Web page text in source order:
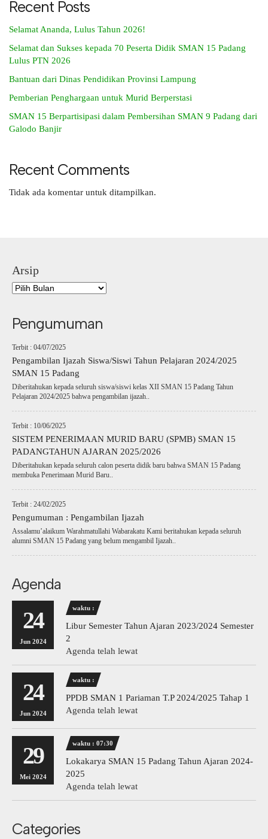
Recent Posts
Selamat Ananda, Lulus Tahun 2026!
Selamat dan Sukses kepada 70 Peserta Didik SMAN 15 Padang
Lulus PTN 2026
Bantuan dari Dinas Pendidikan Provinsi Lampung
Pemberian Penghargaan untuk Murid Berperstasi
SMAN 15 Berpartisipasi dalam Pembersihan SMAN 9 Padang dari
Galodo Banjir
Recent Comments
Tidak ada komentar untuk ditampilkan.
Arsip
Pengumuman
Terbit : 04/07/2025
Pengambilan Ijazah Siswa/Siswi Tahun Pelajaran 2024/2025
SMAN 15 Padang
Diberitahukan kepada seluruh siswa/siswi kelas XII SMAN 15 Padang Tahun
Pelajaran 2024/2025 bahwa pengambilan ijazah..
Terbit : 10/06/2025
SISTEM PENERIMAAN MURID BARU (SPMB) SMAN 15
PADANGTAHUN AJARAN 2025/2026
Diberitahukan kepada seluruh calon peserta didik baru bahwa SMAN 15 Padang
membuka Penerimaan Murid Baru..
Terbit : 24/02/2025
Pengumuman : Pengambilan Ijazah
Assalamu’alaikum Warahmatullahi Wabarakatu Kami beritahukan kepada seluruh
alumni SMAN 15 Padang yang belum mengambil Ijazah..
Agenda
24
Jun 2024
waktu :
Libur Semester Tahun Ajaran 2023/2024 Semester
2
Agenda telah lewat
24
Jun 2024
waktu :
PPDB SMAN 1 Pariaman T.P 2024/2025 Tahap 1
Agenda telah lewat
29
Mei 2024
waktu : 07:30
Lokakarya SMAN 15 Padang Tahun Ajaran 2024-
2025
Agenda telah lewat
Categories